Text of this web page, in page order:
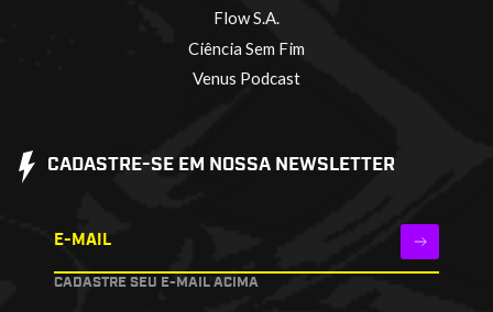
Flow S.A.
Ciência Sem Fim
Venus Podcast
CADASTRE-SE EM NOSSA NEWSLETTER
E-MAIL
CADASTRE SEU E-MAIL ACIMA